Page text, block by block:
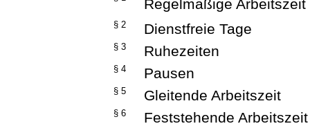
Regelmäßige Arbeitszeit
§ 2 Dienstfreie Tage
§ 3 Ruhezeiten
§ 4 Pausen
§ 5 Gleitende Arbeitszeit
§ 6 Feststehende Arbeitszeit